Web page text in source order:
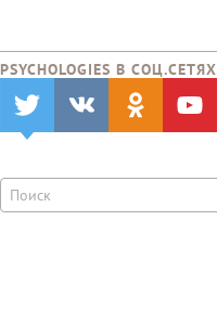
PSYCHOLOGIES В CОЦ.СЕТЯХ